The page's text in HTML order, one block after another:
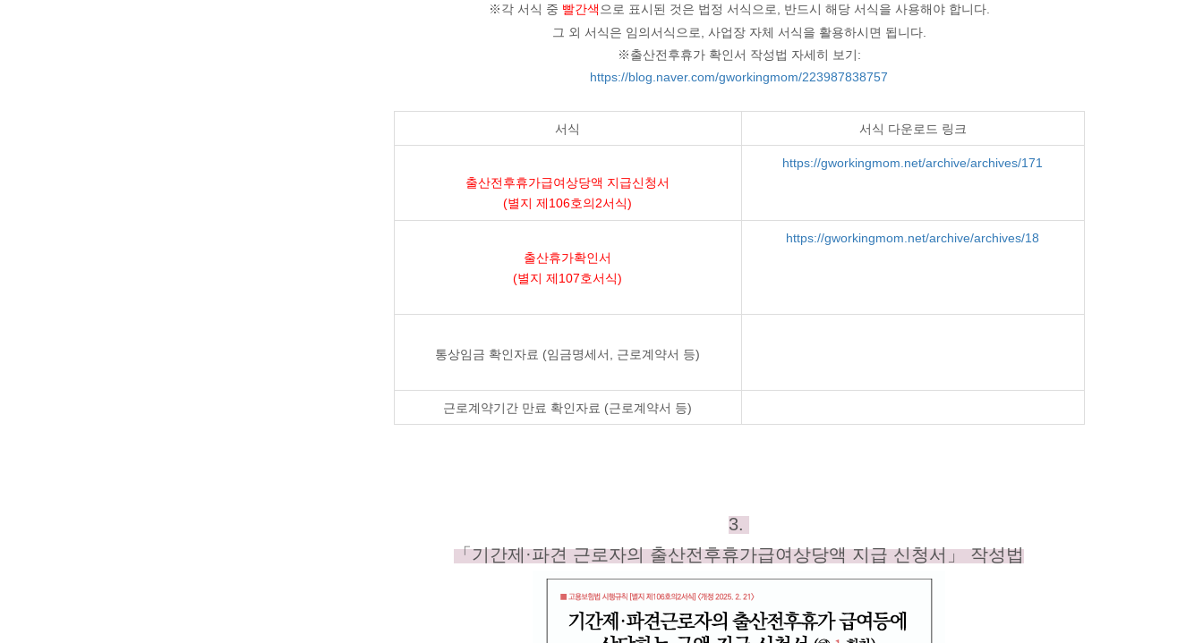
※각 서식 중 빨간색 으로 표시된 것은 법정 서식으로, 반드시 해당 서식을 사용해야 합니다.
그 외 서식은 임의서식으로, 사업장 자체 서식을 활용하시면 됩니다.
※출산전후휴가 확인서 작성법 자세히 보기:
https://blog.naver.com/gworkingmom/223987838757
서식 서식 다운로드 링크
출산전후휴가급여상당액 지급신청서
(별지 제106호의2서식)
https://gworkingmom.net/archive/archives/171
출산휴가확인서
(별지 제107호서식)
https://gworkingmom.net/archive/archives/18
통상임금 확인자료 (임금명세서, 근로계약서 등)
근로계약기간 만료 확인자료 (근로계약서 등)
3.
「기간제·파견 근로자의출산전후휴가급여상당액지급 신청서」 작성법